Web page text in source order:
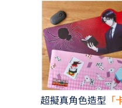
超擬真角色造型 「